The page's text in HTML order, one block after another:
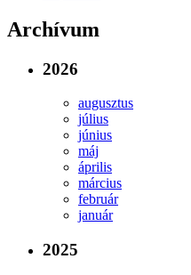
Archívum
2026
augusztus
július
június
máj
április
március
február
január
2025